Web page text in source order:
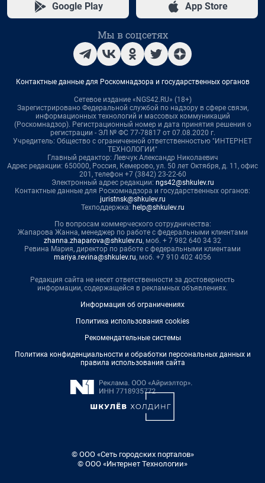
Google Play App Store
Мы в соцсетях
Контактные данные для Роскомнадзора и государственных органов
Сетевое издание «NGS42.RU» (18+)
Зарегистрировано Федеральной службой по надзору в сфере связи,
информационных технологий и массовых коммуникаций
(Роскомнадзор). Регистрационный номер и дата принятия решения о
регистрации - ЭЛ № ФС 77-78817 от 07.08.2020 г.
Учредитель: Общество с ограниченной ответственностью "ИНТЕРНЕТ
ТЕХНОЛОГИИ"
Главный редактор: Левчук Александр Николаевич
Адрес редакции: 650000, Россия, Кемерово, ул. 50 лет Октября, д. 11, офис
201, телефон +7 (3842) 23-22-60
Электронный адрес редакции: ngs42@shkulev.ru
Контактные данные для Роскомнадзора и государственных органов:
juristnsk@shkulev.ru
Техподдержка: help@shkulev.ru
По вопросам коммерческого сотрудничества:
Жапарова Жанна, менеджер по работе с федеральными клиентами
zhanna.zhaparova@shkulev.ru, моб. + 7 982 640 34 32
Ревина Мария, директор по работе с федеральными клиентами
mariya.revina@shkulev.ru, моб. +7 910 402 4056
Редакция сайта не несет ответственности за достоверность
информации, содержащейся в рекламных объявлениях.
Информация об ограничениях
Политика использования cookies
Рекомендательные системы
Политика конфиденциальности и обработки персональных данных и
правила использования сайта
© ООО «Сеть городских порталов»
© ООО «Интернет Технологии»